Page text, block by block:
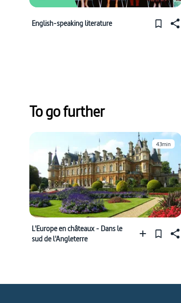
English-speaking literature
To go further
43min
L'Europe en châteaux - Dans le
sud de l'Angleterre